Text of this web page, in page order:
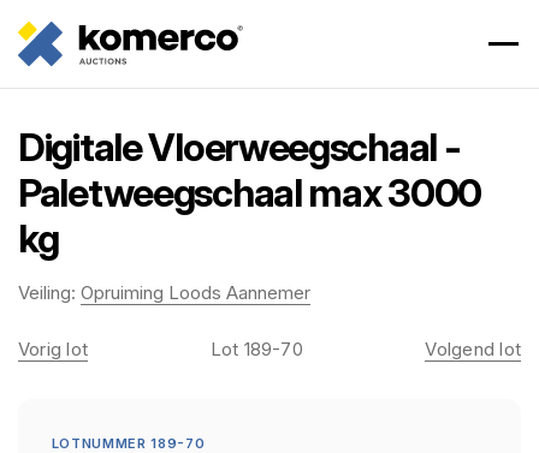
Digitale Vloerweegschaal -
Paletweegschaal max 3000
kg
Veiling: Opruiming Loods Aannemer
Vorig lot Lot 189-70 Volgend lot
LOTNUMMER 189-70